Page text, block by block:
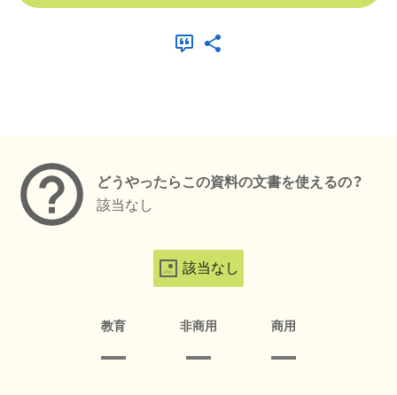
どうやったらこの資料の文書を使えるの？
該当なし
該当なし
教育 非商用 商用